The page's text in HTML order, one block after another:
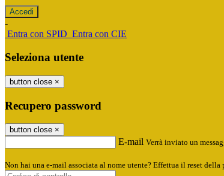
-
Entra con SPID Entra con CIE
Seleziona utente
button close ×
Recupero password
button close ×
E-mail Verrà inviato un
Non hai una e-mail associata al nome utente? Effettua il reset della